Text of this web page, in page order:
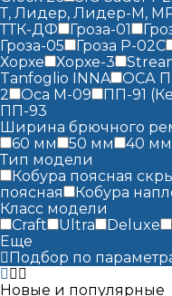
Т, Лидер, Лидер-М,
ТТК-ДФ
Гроза-01
Гроза-05
Гроза Р-02С
Хорхе
Хорхе-3
Tanfoglio INNA
ОСА
2
Оса М-09
ПП-91
ПП-93
Ширина брючного
60 мм
50 мм
40 мм
Тип модели
Кобура поясная
поясная
Кобура
Класс модели
Craft
Ultra Deluxe
Еще
Подбор по
Новые и популярные